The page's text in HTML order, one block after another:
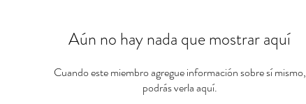
Aún no hay nada que mostrar aquí
Cuando este miembro agregue información sobre sí mismo,
podrás verla aquí.